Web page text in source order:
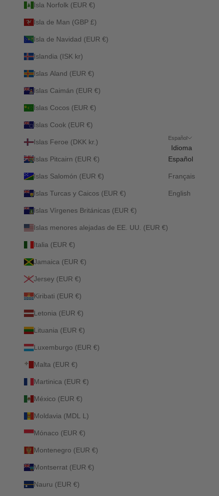
Isla Norfolk (EUR €)
Isla de Man (GBP £)
Isla de Navidad (EUR €)
Islandia (ISK kr)
Islas Aland (EUR €)
Islas Caimán (EUR €)
Islas Cocos (EUR €)
Islas Cook (EUR €)
Islas Feroe (DKK kr.)
Islas Pitcairn (EUR €)
Islas Salomón (EUR €)
Islas Turcas y Caicos (EUR €)
Islas Vírgenes Británicas (EUR €)
Islas menores alejadas de EE. UU. (EUR €)
Italia (EUR €)
Jamaica (EUR €)
Jersey (EUR €)
Kiribati (EUR €)
Letonia (EUR €)
Lituania (EUR €)
Luxemburgo (EUR €)
Malta (EUR €)
Martinica (EUR €)
México (EUR €)
Moldavia (MDL L)
Mónaco (EUR €)
Montenegro (EUR €)
Montserrat (EUR €)
Nauru (EUR €)
Español
Idioma
Español
Français
English